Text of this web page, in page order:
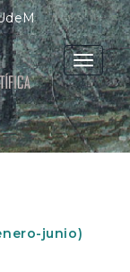
Toggle
junio)